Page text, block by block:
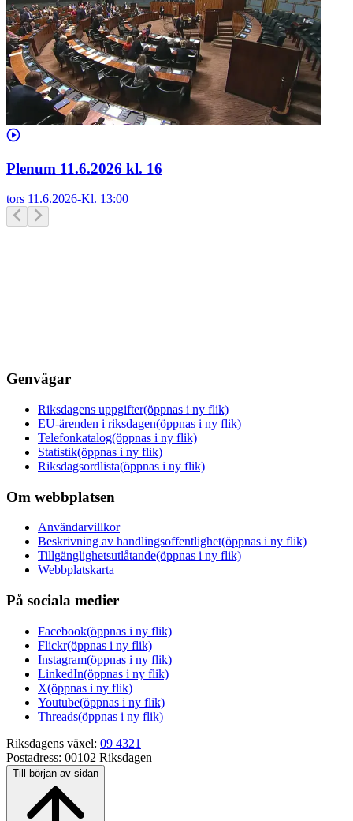
Plenum 11.6.2026 kl. 16
tors 11.6.2026-Kl. 13:00
Genvägar
Riksdagens uppgifter(öppnas i ny flik)
EU-ärenden i riksdagen(öppnas i ny flik)
Telefonkatalog(öppnas i ny flik)
Statistik(öppnas i ny flik)
Riksdagsordlista(öppnas i ny flik)
Om webbplatsen
Användarvillkor
Beskrivning av handlingsoffentlighet(öppnas i ny flik)
Tillgänglighetsutlåtande(öppnas i ny flik)
Webbplatskarta
På sociala medier
Facebook(öppnas i ny flik)
Flickr(öppnas i ny flik)
Instagram(öppnas i ny flik)
LinkedIn(öppnas i ny flik)
X(öppnas i ny flik)
Youtube(öppnas i ny flik)
Threads(öppnas i ny flik)
Riksdagens växel: 09 4321
Postadress: 00102 Riksdagen
Till början av sidan